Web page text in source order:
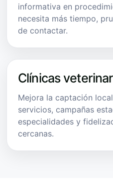
informativa en
necesita más tiempo,
de contactar.
Clínicas
Mejora la captación
servicios, campañas
especialidades y
cercanas.